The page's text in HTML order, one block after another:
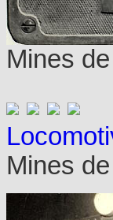
Mines
Mines